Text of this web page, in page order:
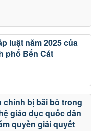
luật năm 2025 của
phố Bến Cát
bị bãi bỏ trong
giáo dục quốc dân
quyền giải quyết